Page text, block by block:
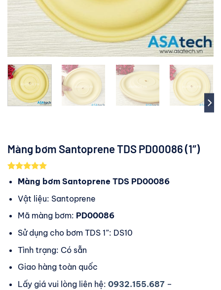
Màng bơm Santoprene TDS PD00086 (1″)
5.00trên 5
dựa trên
Màng bơm Santoprene TDS PD00086
Vật liệu: Santoprene
Mã màng bơm: PD00086
Sử dụng cho bơm TDS 1”: DS10
Tình trạng: Có sẵn
Giao hàng toàn quốc
Lấy giá vui lòng liên hệ: 0932.155.687 –